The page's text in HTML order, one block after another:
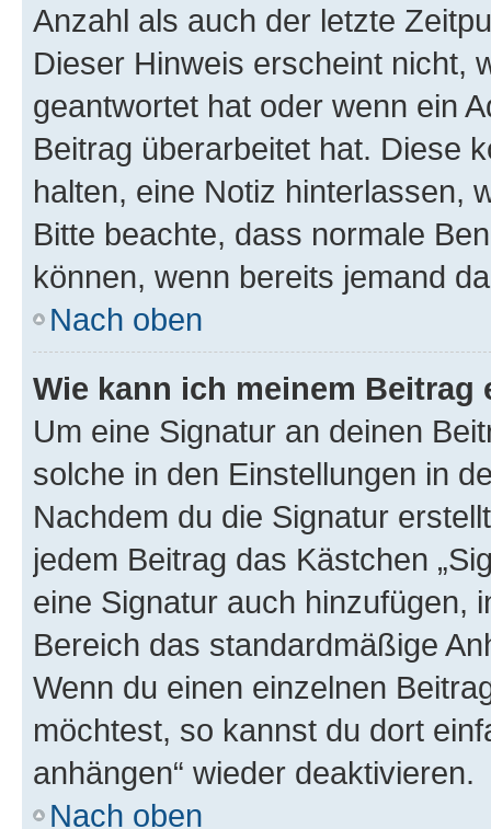
Anzahl als auch der letzte
Dieser Hinweis erscheint nicht,
geantwortet hat oder wenn ein
Beitrag überarbeitet hat. Diese
halten, eine Notiz hinterlassen,
Bitte beachte, dass normale
können, wenn bereits jemand
Nach oben
Wie kann ich meinem
Um eine Signatur an deinen
solche in den Einstellungen in
Nachdem du die Signatur
jedem Beitrag das Kästchen
eine Signatur auch hinzufügen,
Bereich das standardmäßige
Wenn du einen einzelnen
möchtest, so kannst du dort
anhängen“ wieder deaktivieren.
Nach oben